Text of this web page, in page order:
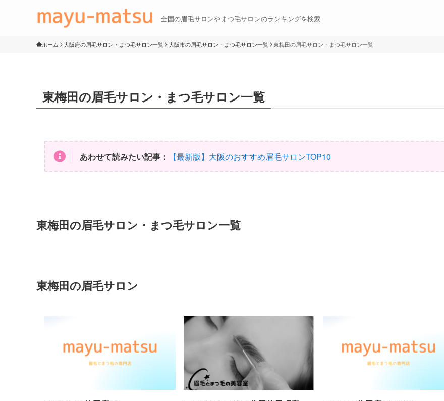
全国の眉毛サロンやまつ毛サロンのランキングを検索
ホーム 大阪府の眉毛サロン・まつ毛サロン一覧 大阪市の眉毛サロン・まつ毛サロン一覧 東梅田の眉毛サロン・まつ毛サロン一覧
東梅田の眉毛サロン・まつ毛サロン一覧
あわせて読みたい記事： 【最新版】大阪のおすすめ眉毛サロンTOP10
東梅田の眉毛サロン・まつ毛サロン一覧
東梅田の眉毛サロン